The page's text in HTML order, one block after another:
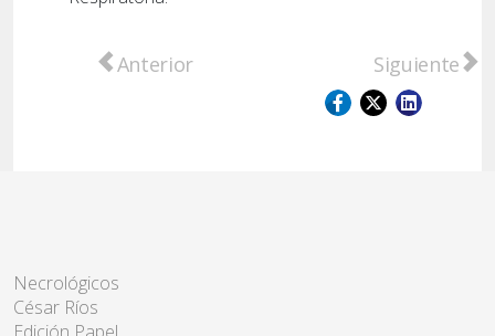
Artículo anterior: Contra el tabaco y la
Anterior Artículo
Siguiente
Necrológicos
César Ríos